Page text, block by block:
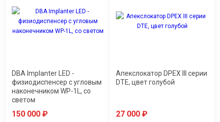
DBA Implanter LED -
физиодиспенсер с угловым
наконечником WP-1L, со
светом
150 000 ₽
Апекслокатор DPEX III серии
DTE, цвет голубой
27 000 ₽